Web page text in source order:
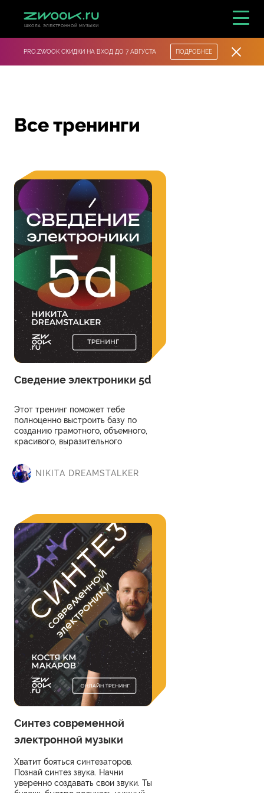
ШКОЛА ЭЛЕКТРОННОЙ МУЗЫКИ
PRO.ZWOOK СКИДКИ НА ВХОД ДО 7 АВГУСТА ПОДРОБНЕЕ
Все тренинги
Сведение электроники 5d
Этот тренинг поможет тебе
полноценно выстроить базу по
созданию грамотного, объемного,
красивого, выразительного
звучания любого трека. Твоя
музыка 100% будет звучать лучше,
а делать её будет интересней!
NIKITA DREAMSTALKER
Синтез современной
электронной музыки
Хватит бояться синтезаторов.
Познай синтез звука. Начни
уверенно создавать свои звуки. Ты